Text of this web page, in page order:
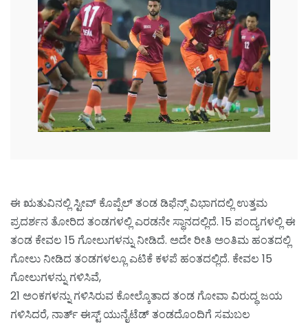
ಈ ಋತುವಿನಲ್ಲಿ ಸ್ಟೀವ್ ಕೊಪ್ಪೆಲ್ ತಂಡ ಡಿಫೆನ್ಸ್ ವಿಭಾಗದಲ್ಲಿ ಉತ್ತಮ
ಪ್ರದರ್ಶನ ತೋರಿದ ತಂಡಗಳಲ್ಲಿ ಎರಡನೇ ಸ್ಥಾನದಲ್ಲಿದೆ. 15 ಪಂದ್ಯಗಳಲ್ಲಿ ಈ
ತಂಡ ಕೇವಲ 15 ಗೋಲುಗಳನ್ನು ನೀಡಿದೆ. ಅದೇ ರೀತಿ ಅಂತಿಮ ಹಂತದಲ್ಲಿ
ಗೋಲು ನೀಡಿದ ತಂಡಗಳಲ್ಲೂ ಎಟಿಕೆ ಕಳಪೆ ಹಂತದಲ್ಲಿದೆ. ಕೇವಲ 15
ಗೋಲುಗಳನ್ನು ಗಳಿಸಿವೆ,
21 ಅಂಕಗಳನ್ನು ಗಳಿಸಿರುವ ಕೋಲ್ಕೊತಾದ ತಂಡ ಗೋವಾ ವಿರುದ್ಧ ಜಯ
ಗಳಿಸಿದರೆ, ನಾರ್ತ್ ಈಸ್ಟ್ ಯುನೈಟೆಡ್ ತಂಡದೊಂದಿಗೆ ಸಮಬಲ